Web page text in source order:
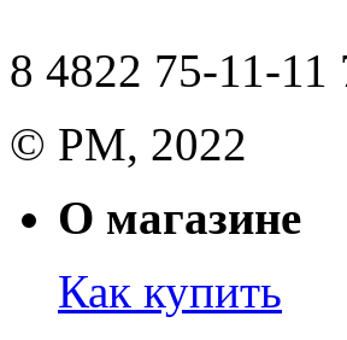
8 4822 75-11-11
© РМ, 2022
О магазине
Как купить